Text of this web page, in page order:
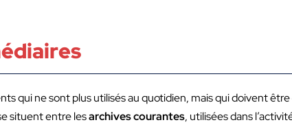
qui ne sont plus utilisés au quotidien, mais qui doivent
situent entre lesarchives courantes, utilisées dans